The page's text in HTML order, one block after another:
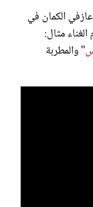
الكمان في
مثال:
" والمطربة